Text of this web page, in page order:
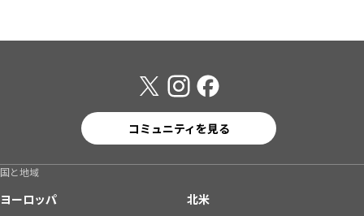
コミュニティを見る
国と地域
ヨーロッパ
北米